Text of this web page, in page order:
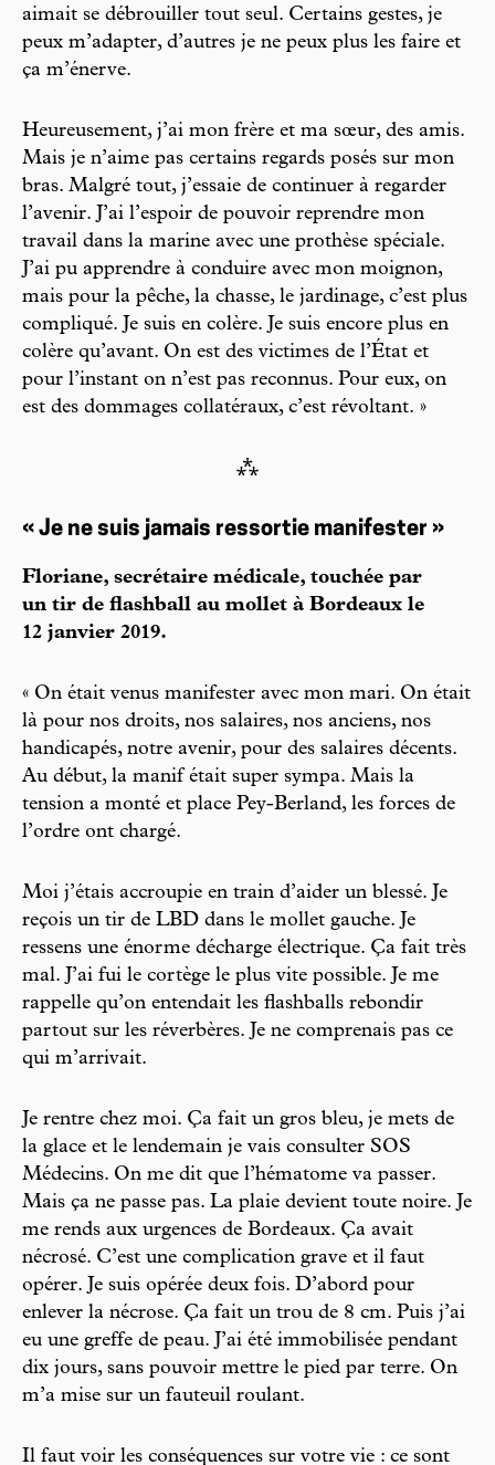
aimait se débrouiller tout seul. Certains gestes, je
peux m’adapter, d’autres je ne peux plus les faire et
ça m’énerve.
Heureusement, j’ai mon frère et ma sœur, des amis.
Mais je n’aime pas certains regards posés sur mon
bras. Malgré tout, j’essaie de continuer à regarder
l’avenir. J’ai l’espoir de pouvoir reprendre mon
travail dans la marine avec une prothèse spéciale.
J’ai pu apprendre à conduire avec mon moignon,
mais pour la pêche, la chasse, le jardinage, c’est plus
compliqué. Je suis en colère. Je suis encore plus en
colère qu’avant. On est des victimes de l’État et
pour l’instant on n’est pas reconnus. Pour eux, on
est des dommages collatéraux, c’est révoltant. »
⁂
« Je ne suis jamais ressortie manifester »
Floriane, secrétaire médicale, touchée par
un tir de flashball au mollet à Bordeaux le
12 janvier 2019.
« On était venus manifester avec mon mari. On était
là pour nos droits, nos salaires, nos anciens, nos
handicapés, notre avenir, pour des salaires décents.
Au début, la manif était super sympa. Mais la
tension a monté et place Pey-Berland, les forces de
l’ordre ont chargé.
Moi j’étais accroupie en train d’aider un blessé. Je
reçois un tir de LBD dans le mollet gauche. Je
ressens une énorme décharge électrique. Ça fait très
mal. J’ai fui le cortège le plus vite possible. Je me
rappelle qu’on entendait les flashballs rebondir
partout sur les réverbères. Je ne comprenais pas ce
qui m’arrivait.
Je rentre chez moi. Ça fait un gros bleu, je mets de
la glace et le lendemain je vais consulter SOS
Médecins. On me dit que l’hématome va passer.
Mais ça ne passe pas. La plaie devient toute noire. Je
me rends aux urgences de Bordeaux. Ça avait
nécrosé. C’est une complication grave et il faut
opérer. Je suis opérée deux fois. D’abord pour
enlever la nécrose. Ça fait un trou de 8 cm. Puis j’ai
eu une greffe de peau. J’ai été immobilisée pendant
dix jours, sans pouvoir mettre le pied par terre. On
m’a mise sur un fauteuil roulant.
Il faut voir les conséquences sur votre vie : ce sont